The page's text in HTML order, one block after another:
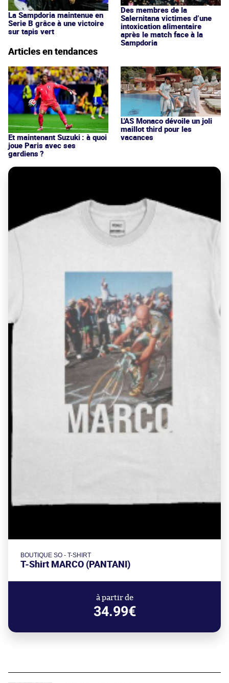
La Sampdoria maintenue en
Serie B grâce à une victoire
sur tapis vert
Des membres de la
Salernitana victimes d’une
intoxication alimentaire
après le match face à la
Sampdoria
Articles en tendances
Et maintenant Suzuki : à quoi
joue Paris avec ses
gardiens ?
L'AS Monaco dévoile un joli
maillot third pour les
vacances
BOUTIQUE SO - T-SHIRT
T-Shirt MARCO (PANTANI)
à partir de
34.99€